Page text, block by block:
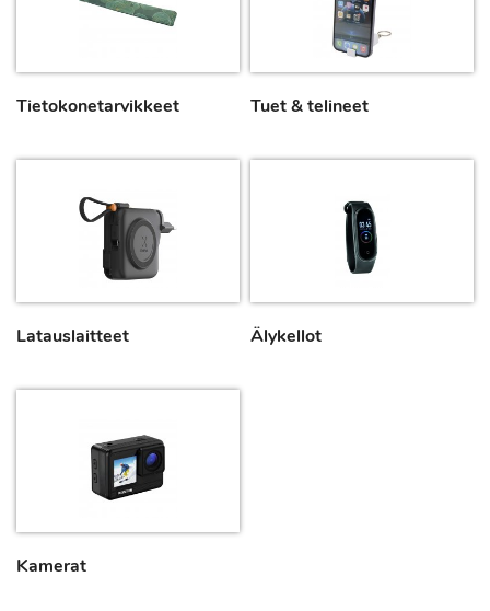
Tietokonetarvikkeet Tuet & telineet
Latauslaitteet Älykellot
Kamerat